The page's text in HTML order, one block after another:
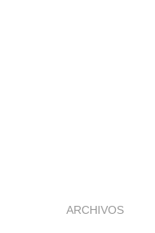
ARCHIVOS